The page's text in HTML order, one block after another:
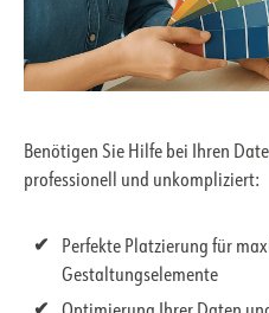
Benötigen Sie Hilfe bei Ihren
professionell und unkompliziert:
Perfekte Platzierung für
Gestaltungselemente